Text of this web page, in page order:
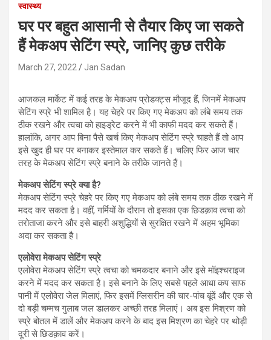
स्वास्थ्य
घर पर बहुत आसानी से तैयार किए जा सकते
हैं मेकअप सेटिंग स्प्रे, जानिए कुछ तरीके
March 27, 2022 Jan Sadan
आजकल मार्केट में कई तरह के मेकअप प्रोडक्ट्स मौजूद हैं, जिनमें मेकअप
सेटिंग स्प्रे भी शामिल है। यह चेहरे पर किए गए मेकअप को लंबे समय तक
ठीक रखने और त्वचा को हाइड्रेट करने में भी काफी मदद कर सकते हैं।
हालांकि, अगर आप बिना पैसे खर्च किए मेकअप सेटिंग स्प्रे चाहते हैं तो आप
इसे खुद ही घर पर बनाकर इस्तेमाल कर सकते हैं। चलिए फिर आज चार
तरह के मेकअप सेटिंग स्प्रे बनाने के तरीके जानते हैं।
मेकअप सेटिंग स्प्रे क्या है?
मेकअप सेटिंग स्प्रे चेहरे पर किए गए मेकअप को लंबे समय तक ठीक रखने में
मदद कर सकता है। वहीं, गर्मियों के दौरान तो इसका एक छिडक़ाव त्वचा को
तरोताजा करने और इसे बाहरी अशुद्धियों से सुरक्षित रखने में अहम भूमिका
अदा कर सकता है।
एलोवेरा मेकअप सेटिंग स्प्रे
एलोवेरा मेकअप सेटिंग स्प्रे त्वचा को चमकदार बनाने और इसे मॉइश्चराइज
करने में मदद कर सकता है। इसे बनाने के लिए सबसे पहले आधा कप साफ
पानी में एलोवेरा जेल मिलाएं, फिर इसमें ग्लिसरीन की चार-पांच बूंदें और एक से
दो बड़ी चम्मच गुलाब जल डालकर अच्छी तरह मिलाएं। अब इस मिश्रण को
स्प्रे बोतल में डालें और मेकअप करने के बाद इस मिश्रण का चेहरे पर थोड़ी
दूरी से छिडक़ाव करें।